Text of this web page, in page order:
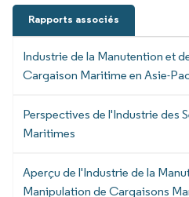
Rapports associés
Industrie de la Manutention et
Cargaison Maritime en Asie-
Perspectives de l'Industrie des
Maritimes
Aperçu de l'Industrie de la
Manipulation de Cargaisons